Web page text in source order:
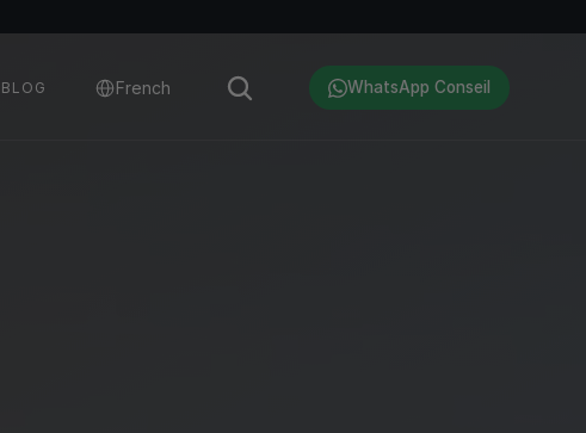
BLOG French WhatsApp Conseil